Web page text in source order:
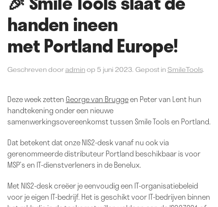
handen ineen
met Portland Europe!
Geschreven dooradminop 5 juni 2023. Gepost in SmileTools.
Deze week zetten George van Bruggeen Peter van Lent hun
handtekening onder een nieuwe
samenwerkingsovereenkomst tussen Smile Tools en Portland.
Dat betekent dat onze NIS2-desk vanaf nu ook via
gerenommeerde distributeur Portland beschikbaar is voor
MSP’s en IT-dienstverleners in de Benelux.
Met NIS2-desk creëer je eenvoudig een IT-organisatiebeleid
voor je eigen IT-bedrijf. Het is geschikt voor IT-bedrijven binnen